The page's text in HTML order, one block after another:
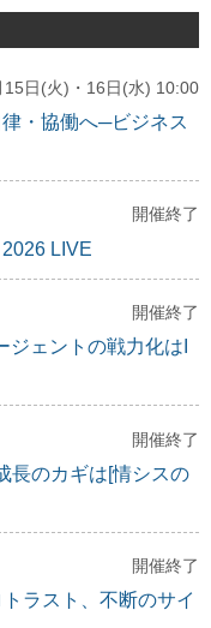
15日(火)・16日(水) 10:00
・協働へ─ビジネス
開催終了
LIVE
開催終了
ジェントの戦力化はI
開催終了
長のカギは[情シスの
開催終了
ラスト、不断のサイ